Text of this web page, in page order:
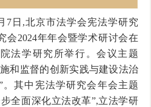
7日,北京市法学会宪法学研究
会2024年年会暨学术研讨会在
法学研究所举行。会议主题
和监督的创新实践与建设法治
。其中宪法学研究会年会主题
全面深化立法改革”,立法学研